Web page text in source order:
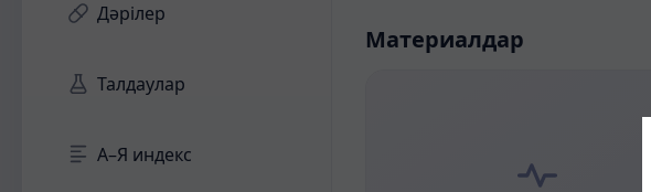
Дәрілер
Талдаулар
А–Я индекс
Материалдар